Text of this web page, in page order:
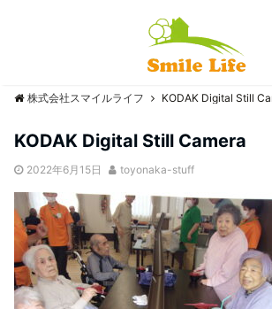
株式会社スマイルライフ KODAK Digital Still
KODAK Digital Still Camera
2022年6月15日 toyonaka-stuff